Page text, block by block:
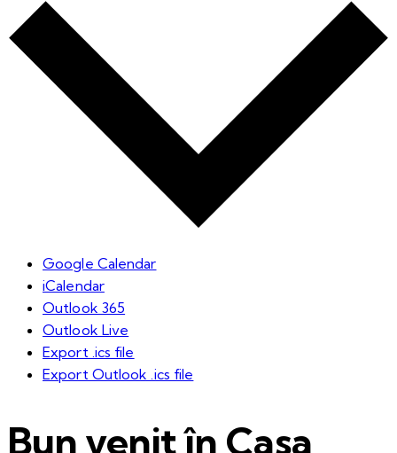
Google Calendar
iCalendar
Outlook 365
Outlook Live
Export .ics file
Export Outlook .ics file
Bun venit în Casa